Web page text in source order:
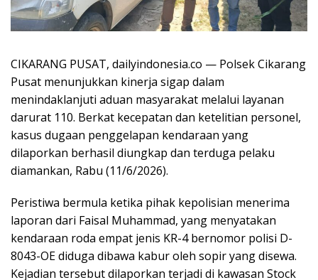
CIKARANG PUSAT, dailyindonesia.co — Polsek Cikarang
Pusat menunjukkan kinerja sigap dalam
menindaklanjuti aduan masyarakat melalui layanan
darurat 110. Berkat kecepatan dan ketelitian personel,
kasus dugaan penggelapan kendaraan yang
dilaporkan berhasil diungkap dan terduga pelaku
diamankan, Rabu (11/6/2026).
Peristiwa bermula ketika pihak kepolisian menerima
laporan dari Faisal Muhammad, yang menyatakan
kendaraan roda empat jenis KR-4 bernomor polisi D-
8043-OE diduga dibawa kabur oleh sopir yang disewa.
Kejadian tersebut dilaporkan terjadi di kawasan Stock